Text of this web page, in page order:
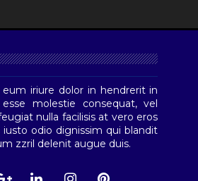
iriure dolor in hendrerit in
molestie consequat, vel
nulla facilisis at vero eros
odio dignissim qui blandit
zzril delenit augue duis.